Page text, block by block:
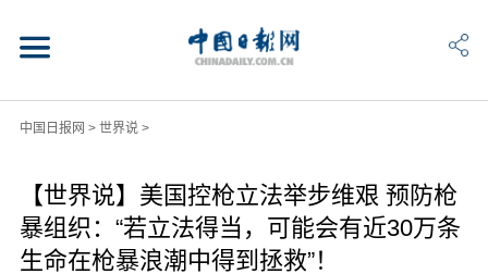
中国日报网 > 世界说>
【世界说】美国控枪立法举步维艰 预防枪
暴组织：“若立法得当，可能会有近30万条
生命在枪暴浪潮中得到拯救”！